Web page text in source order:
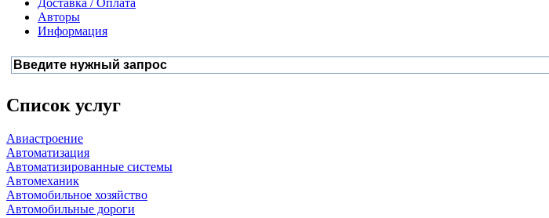
Доставка / Оплата
Авторы
Информация
Список услуг
Авиастроение
Автоматизация
Автоматизированные системы
Автомеханик
Автомобильное хозяйство
Автомобильные дороги